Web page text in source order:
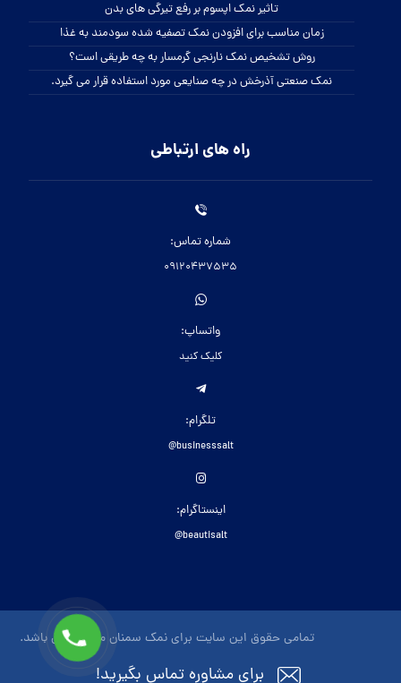
تاثیر نمک اپسوم بر رفع تیرگی های بدن
زمان مناسب برای افزودن نمک تصفیه شده سودمند به غذا
روش تشخیص نمک نارنجی گرمسار به چه طریقی است؟
نمک صنعتی آذرخش در چه صنایعی مورد استفاده قرار می گیرد.
راه های ارتباطی
شماره تماس:
09120437535
واتساپ:
کلیک کنید
تلگرام:
businesssalt@
اینستاگرام:
beautisalt@
تمامی حقوق این سایت برای نمک سمنان محفوظ می باشد.
برای مشاوره تماس بگیرید!